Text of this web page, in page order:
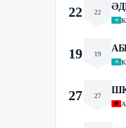
22 22
19 19
27 27